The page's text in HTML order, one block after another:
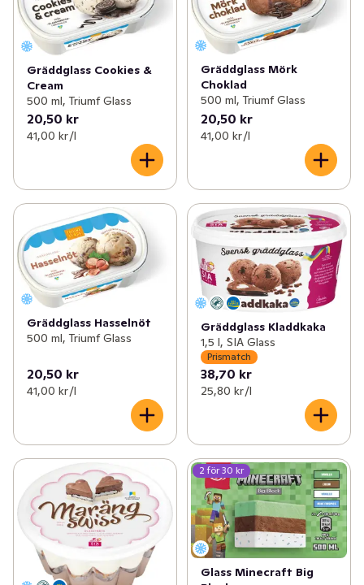
Gräddglass Cookies &
Cream
500 ml, Triumf Glass
20,50 kr
41,00 kr /l
Gräddglass Mörk
Choklad
500 ml, Triumf Glass
20,50 kr
41,00 kr /l
Gräddglass Hasselnöt
500 ml, Triumf Glass
20,50 kr
41,00 kr /l
Gräddglass Kladdkaka
1,5 l, SIA Glass
Prismatch
38,70 kr
25,80 kr /l
2 för 30 kr
Glass Minecraft Big